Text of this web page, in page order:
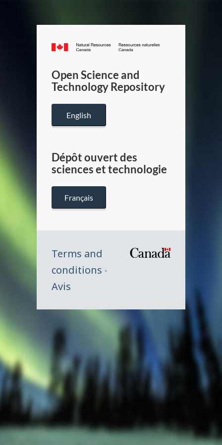
Canada.ca
/
Canada
Open Science and
Technology Repository
English
Dépôt ouvert des
sciences et technologie
Français
Terms and
conditions
Avis
Canada